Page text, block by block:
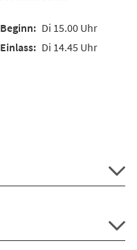
Di 15.00 Uhr
Di 14.45 Uhr